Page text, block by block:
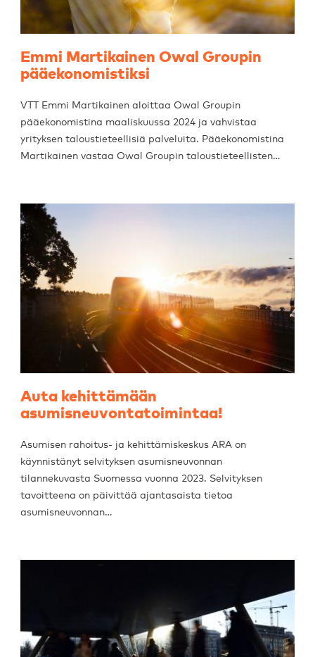
Emmi Martikainen Owal Groupin
pääekonomistiksi
VTT Emmi Martikainen aloittaa Owal Groupin
pääekonomistina maaliskuussa 2024 ja vahvistaa
yrityksen taloustieteellisiä palveluita. Pääekonomistina
Martikainen vastaa Owal Groupin taloustieteellisten…
Auta kehittämään
asumisneuvontatoimintaa!
Asumisen rahoitus- ja kehittämiskeskus ARA on
käynnistänyt selvityksen asumisneuvonnan
tilannekuvasta Suomessa vuonna 2023. Selvityksen
tavoitteena on päivittää ajantasaista tietoa
asumisneuvonnan…